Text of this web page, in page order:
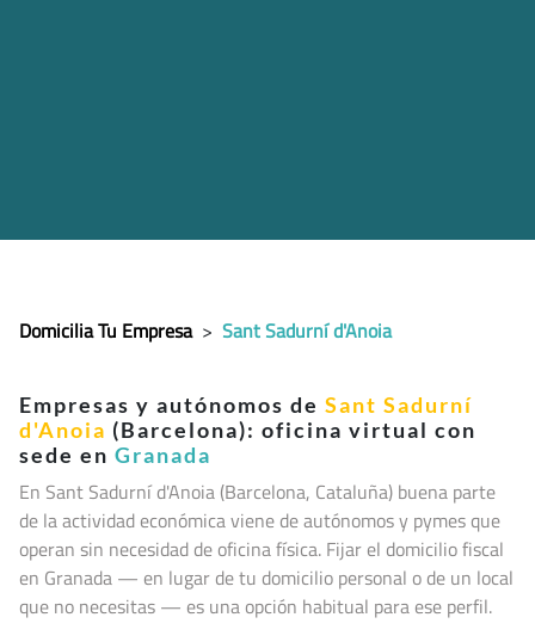
Domicilia Tu Empresa > Sant Sadurní d'Anoia
Empresas y autónomos de Sant Sadurní
d'Anoia (Barcelona): oficina virtual con
sede en Granada
En Sant Sadurní d'Anoia (Barcelona, Cataluña) buena parte
de la actividad económica viene de autónomos y pymes que
operan sin necesidad de oficina física. Fijar el domicilio fiscal
en Granada — en lugar de tu domicilio personal o de un local
que no necesitas — es una opción habitual para ese perfil.